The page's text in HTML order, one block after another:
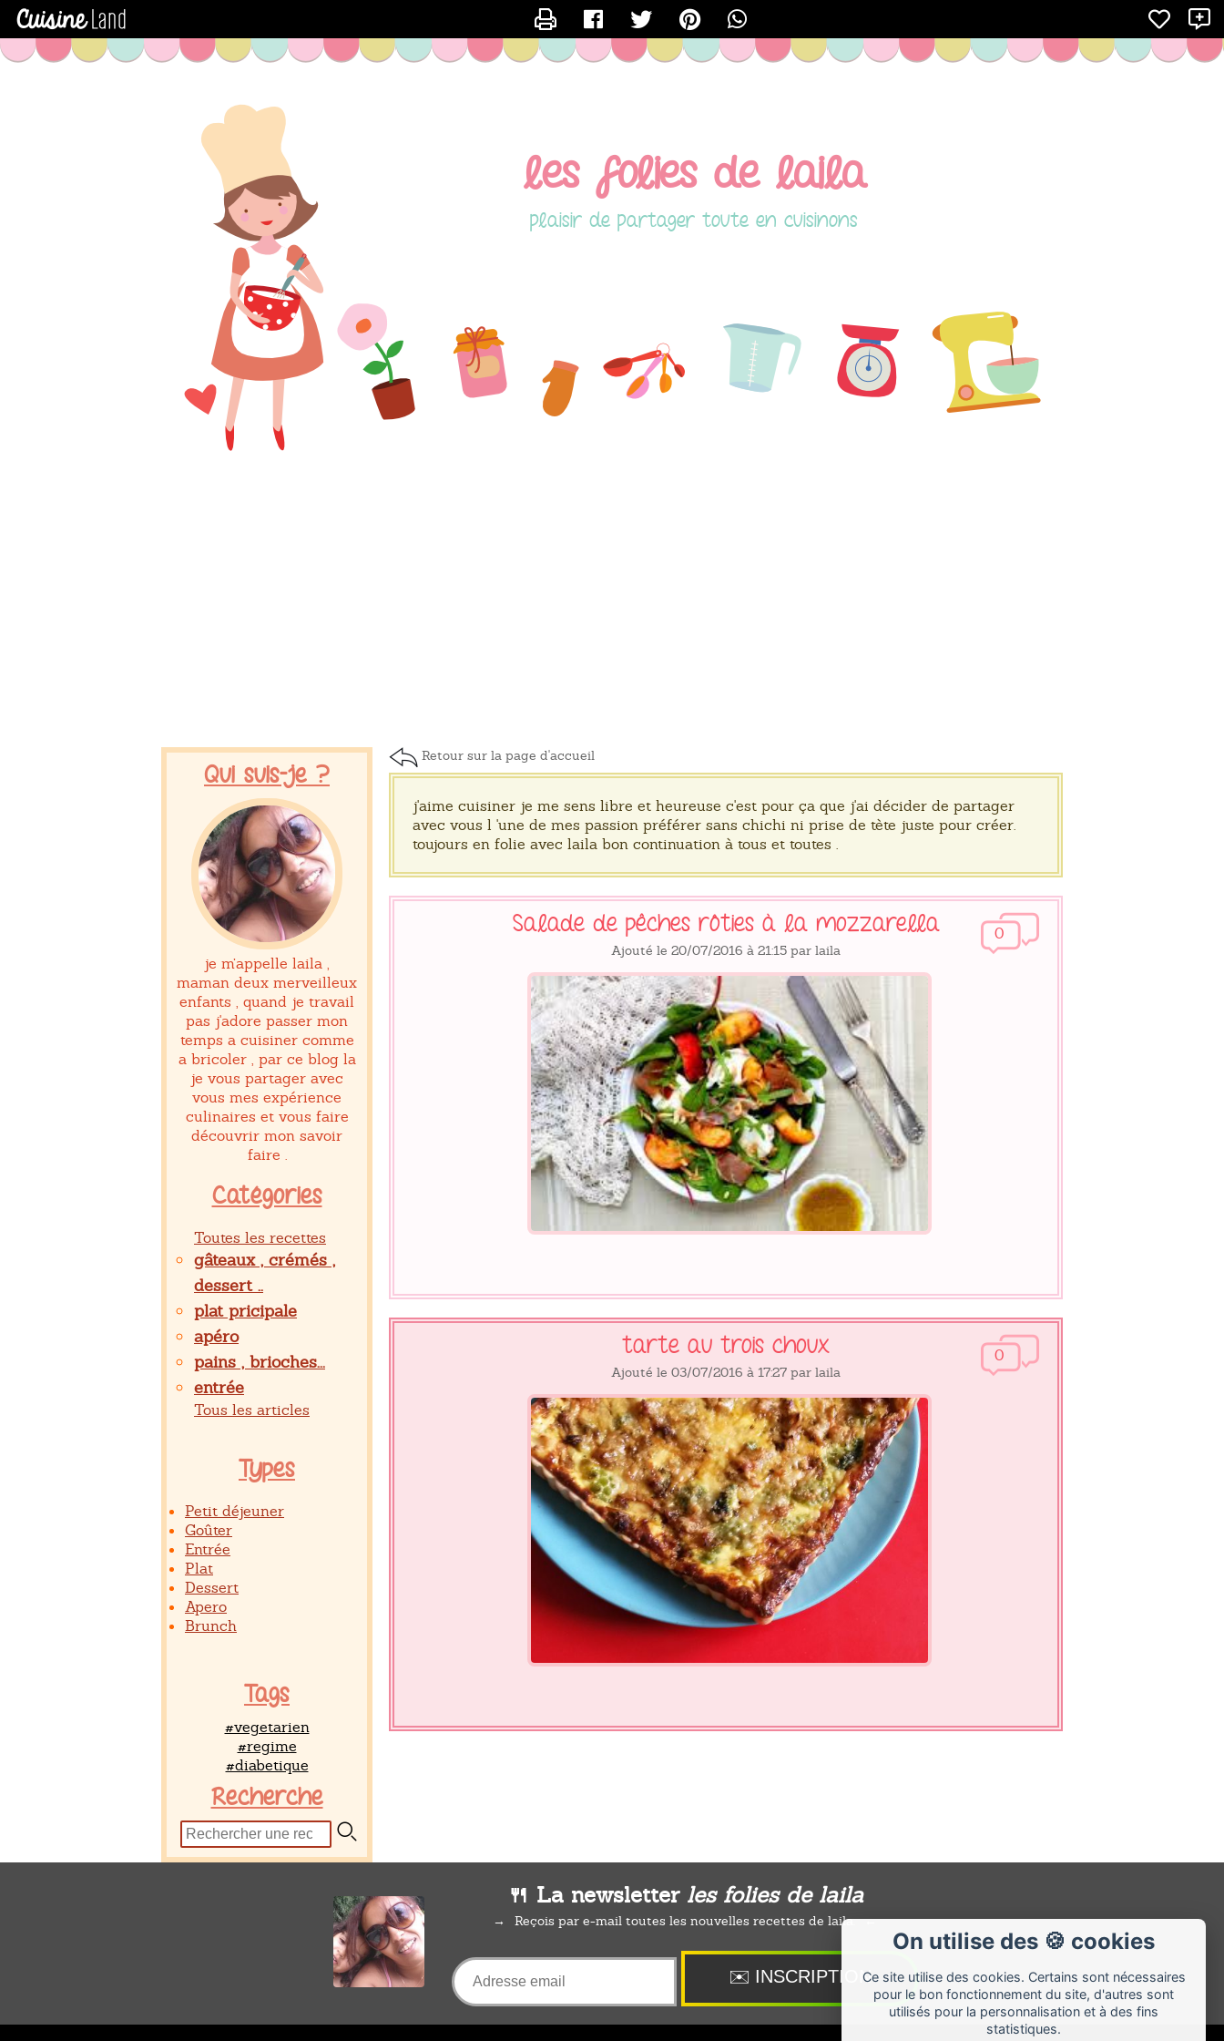
les folies de laila
plaisir de partager toute en cuisinons
Qui suis-je ?
je m’appelle laila ,
maman deux merveilleux
enfants , quand je travail
pas j'adore passer mon
temps a cuisiner comme
a bricoler , par ce blog la
je vous partager avec
vous mes expérience
culinaires et vous faire
découvrir mon savoir
faire .
Catégories
Toutes les recettes
gâteaux , crémés ,
dessert ..
plat pricipale
apéro
pains , brioches...
entrée
Tous les articles
Types
Petit déjeuner
Goûter
Entrée
Plat
Dessert
Apero
Brunch
Tags
#vegetarien
#regime
#diabetique
Recherche
Retour sur la page d'accueil
j'aime cuisiner je me sens libre et heureuse c'est pour ça que j'ai décider de partager
avec vous l 'une de mes passion préférer sans chichi ni prise de tète juste pour créer.
toujours en folie avec laila bon continuation à tous et toutes .
0
Salade de pêches rôties à la mozzarella
Ajouté le 20/07/2016 à 21:15 par laila
0
tarte au trois choux
Ajouté le 03/07/2016 à 17:27 par laila
On utilise des 🍪 cookies
Ce site utilise des cookies. Certains sont nécessaires
pour le bon fonctionnement du site, d'autres sont
utilisés pour la personnalisation et à des fins
statistiques.
🍴 La newsletter les folies de laila
Reçois par e-mail toutes les nouvelles recettes de laila.
X
CONTACTER LAILA